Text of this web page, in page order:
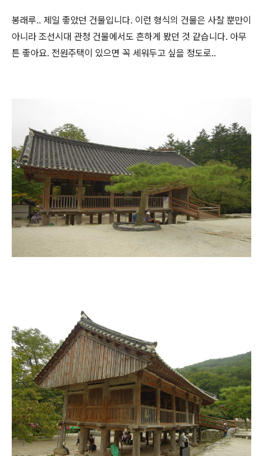
봉래루.. 제일 좋았던 건물입니다. 이런 형식의 건물은 사찰 뿐만이
아니라 조선시대 관청 건물에서도 흔하게 봤던 것 같습니다. 아무
튼 좋아요. 전원주택이 있으면 꼭 세워두고 싶을 정도로..